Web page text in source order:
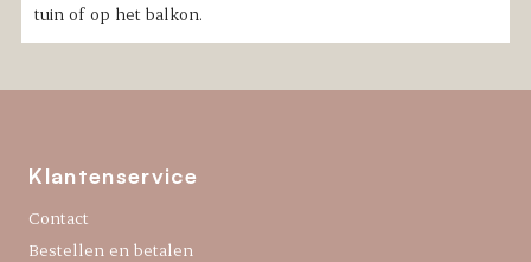
tuin of op het balkon.
Klantenservice
Contact
Bestellen en betalen